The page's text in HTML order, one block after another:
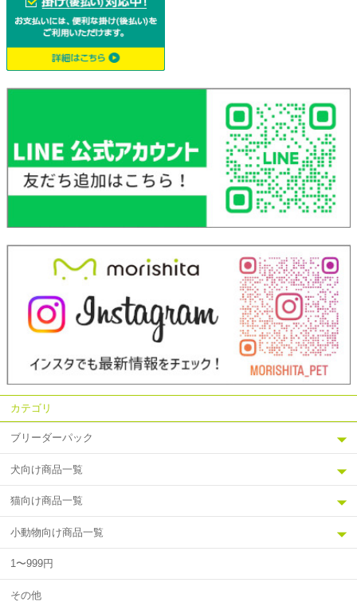
カテゴリ
ブリーダーパック
犬向け商品一覧
猫向け商品一覧
小動物向け商品一覧
1〜999円
その他